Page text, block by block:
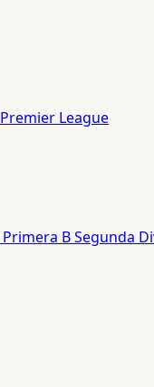
Premier League
Primera BSegunda